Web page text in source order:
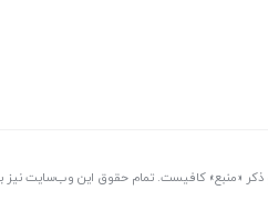
«منبع» کافیست. تمام حقوق اين وب‌سايت نیز